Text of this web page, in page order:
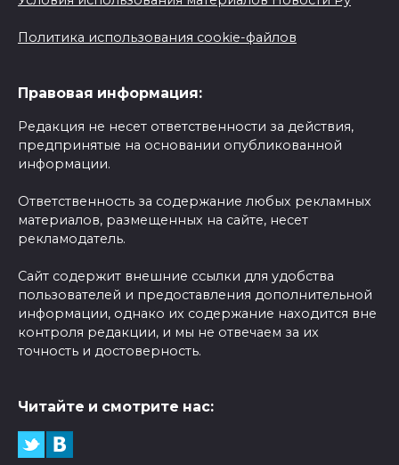
Политика использования cookie-файлов
Правовая информация:
Редакция не несет ответственности за действия,
предпринятые на основании опубликованной
информации.
Ответственность за содержание любых рекламных
материалов, размещенных на сайте, несет
рекламодатель.
Сайт содержит внешние ссылки для удобства
пользователей и предоставления дополнительной
информации, однако их содержание находится вне
контроля редакции, и мы не отвечаем за их
точность и достоверность.
Читайте и смотрите нас: